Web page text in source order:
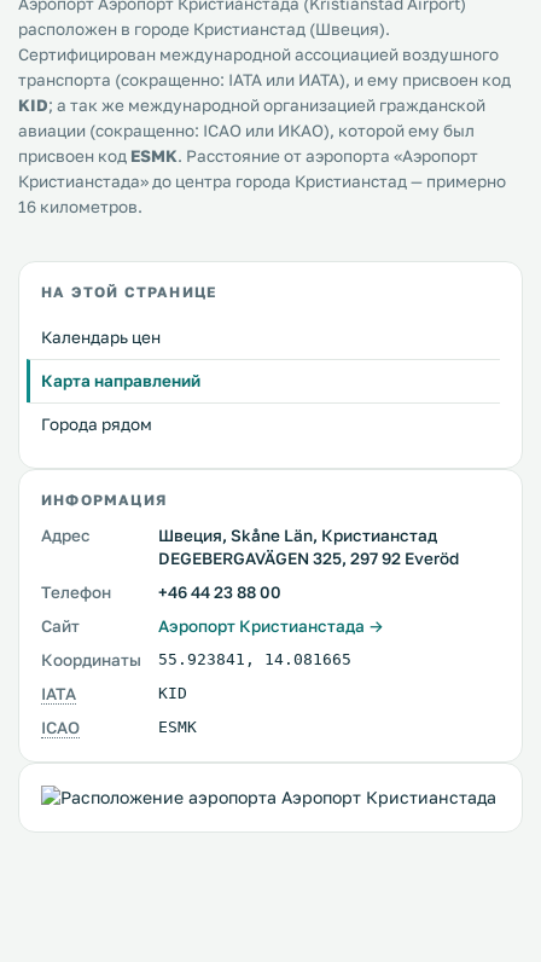
расположен в городе Кристианстад (Швеция).
Сертифицирован международной ассоциацией воздушного
транспорта (сокращенно: IATA или ИАТА), и ему присвоен код
KID; а так же международной организацией гражданской
авиации (сокращенно: ICAO или ИКАО), которой ему был
присвоен код ESMK. Расстояние от аэропорта «Аэропорт
Кристианстада» до центра города Кристианстад — примерно
16 километров.
НА ЭТОЙ СТРАНИЦЕ
Календарь цен
Карта направлений
Города рядом
ИНФОРМАЦИЯ
Адрес
Швеция, Skåne Län, Кристианстад
DEGEBERGAVÄGEN 325, 297 92 Everöd
Телефон
+46 44 23 88 00
Сайт
Аэропорт Кристианстада →
Координаты
55.923841 , 14.081665
IATA KID
ICAO ESMK